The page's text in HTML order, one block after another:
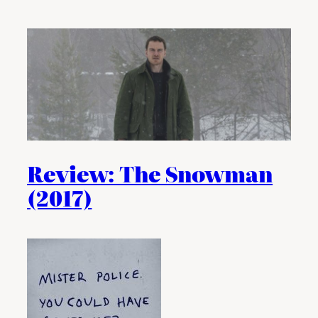
Review: The Snowman
(2017)